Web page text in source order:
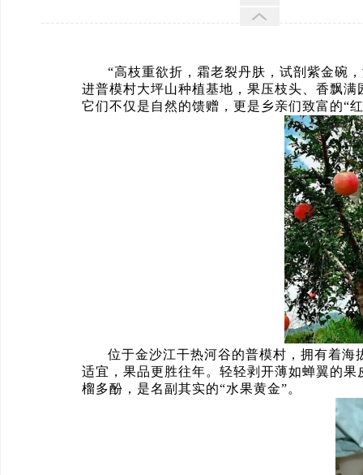
“高枝重欲折，霜老裂丹肤，试剖紫金碗
进普模村大坪山种植基地，果压枝头、香飘
它们不仅是自然的馈赠，更是乡亲们致富的“
位于金沙江干热河谷的普模村，拥有着
适宜，果品更胜往年。轻轻剥开薄如蝉翼的
榴多酚，是名副其实的“水果黄金”。